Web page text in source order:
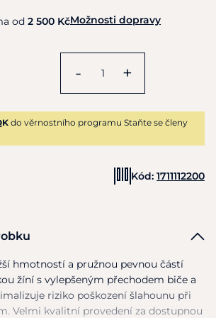
od 2 500 KčMožnosti dopravy
- +
do věrnostního programu Staňte se členy
Kód: 1711112200
hmotností a pružnou pevnou částí
žíní s vylepšeným přechodem biče a
riziko poškození šlahounu při
Velmi kvalitní provedení za dostupnou